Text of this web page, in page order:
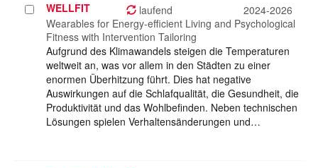
Projekt
auswählen
WELLFIT laufend
2024-2026
Wearables for Energy-efficient Living and Psychological
Fitness with Intervention Tailoring
Aufgrund des Klimawandels steigen die Temperaturen
weltweit an, was vor allem in den Städten zu einer
enormen Überhitzung führt. Dies hat negative
Auswirkungen auf die Schlafqualität, die Gesundheit, die
Produktivität und das Wohlbefinden. Neben technischen
Lösungen spielen Verhaltensänderungen und…